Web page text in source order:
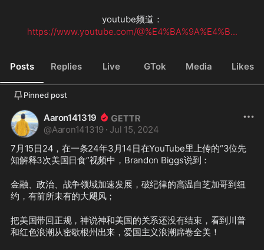
youtube频道：
https://www.youtube.com/@%E4%BA%9A%E4%B...
Posts Replies Live GTok Media Likes
Pinned post
Aaron141319
@Aaron141319 · Jul 15, 2024
7月15日24，在一条24年3月14日在YouTube里上传的“3位先
知解释3次美国日食”视频中，Brandon Biggs说到：
金融、政治、战争领域加速发展，破纪律的高温自芝加哥到纽
约，有前所未有的大飓风；
把美国带回正规，神说神和美国的关系还没有结束，看到川普
和红色浪潮从密歇根州出来，爱国主义浪潮席卷全美！